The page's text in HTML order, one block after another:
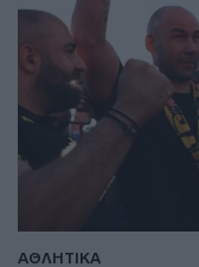
ΑΘΛΗΤΙΚΑ